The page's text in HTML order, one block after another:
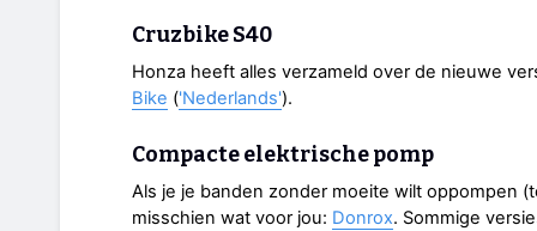
Cruzbike S40
Honza heeft alles verzameld over de nieuwe
Bike ('Nederlands').
Compacte elektrische pomp
Als je je banden zonder moeite wilt oppompen
misschien wat voor jou: Donrox. Sommige